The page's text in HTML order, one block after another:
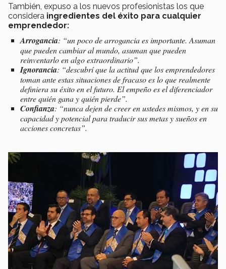
También, expuso a los nuevos profesionistas los que
considera ingredientes del éxito para cualquier
emprendedor:
Arrogancia: “un poco de arrogancia es importante. Asuman
que pueden cambiar al mundo, asuman que pueden
reinventarlo en algo extraordinario”.
Ignorancia: “descubrí que la actitud que los emprendedores
toman ante estas situaciones de fracaso es lo que realmente
definiera su éxito en el futuro. El empeño es el diferenciador
entre quién gana y quién pierde”.
Confianza: “nunca dejen de creer en ustedes mismos, y en su
capacidad y potencial para traducir sus metas y sueños en
acciones concretas”.